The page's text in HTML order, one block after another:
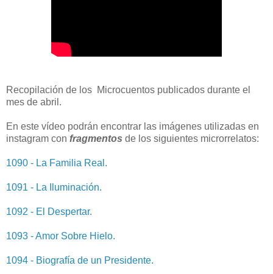
Recopilación de los Microcuentos publicados durante el
mes de abril.
En este vídeo podrán encontrar las imágenes utilizadas en
instagram con fragmentos de los siguientes microrrelatos:
1090 - La Familia Real.
1091 - La Iluminación.
1092 - El Despertar.
1093 - Amor Sobre Hielo.
1094 - Biografía de un Presidente.